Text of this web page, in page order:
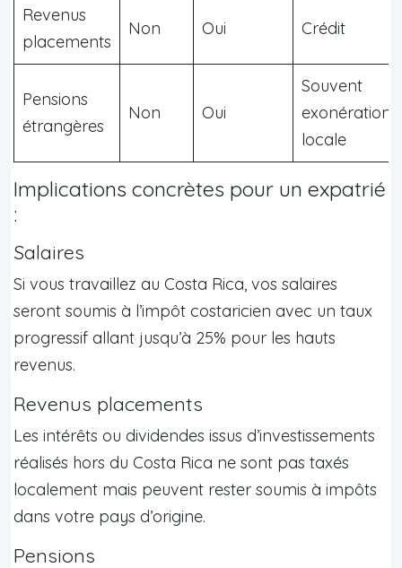
Revenus
placements
Non Oui Crédit
Pensions
étrangères
Non Oui
Souvent
exonération
locale
Implications concrètes pour un expatrié
:
Salaires
Si vous travaillez au Costa Rica, vos salaires
seront soumis à l’impôt costaricien avec un taux
progressif allant jusqu’à 25% pour les hauts
revenus.
Revenus placements
Les intérêts ou dividendes issus d’investissements
réalisés hors du Costa Rica ne sont pas taxés
localement mais peuvent rester soumis à impôts
dans votre pays d’origine.
Pensions